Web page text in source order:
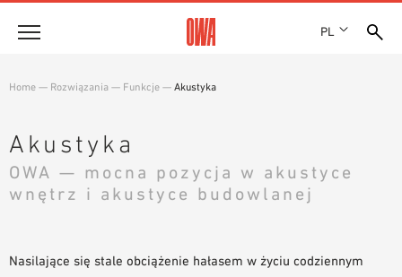
PL
WYRÓŻNIENIA
PRZEGLĄD PRODUKTÓW
WYSZUKIWANIE Z PRZEWODNIKIEM
WYSZUKIWANIE TECHNICZNE
Rozwiązania
FUNKCJE
Doradztwo techniczne
Home — Rozwiązania — Funkcje — Akustyka
Akustyka
OWA — mocna pozycja w akustyce
wnętrz i akustyce budowlanej
Nasilające się stale obciążenie hałasem w życiu codziennym